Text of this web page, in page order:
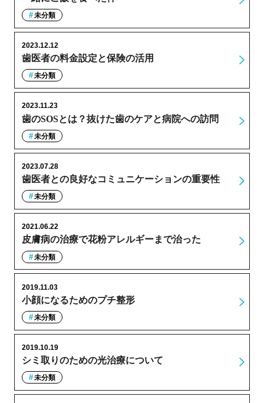
未分類
歯医者の料金設定と保険の活用
2023.12.12
未分類
歯のSOSとは？抜けた歯のケアと病院への訪問
2023.11.23
未分類
歯医者との良好なコミュニケーションの重要性
2023.07.28
未分類
皮膚病の治療で花粉アレルギーまで治った
2021.06.22
未分類
小顔になるためのプチ整形
2019.11.03
未分類
シミ取りのための光治療について
2019.10.19
未分類